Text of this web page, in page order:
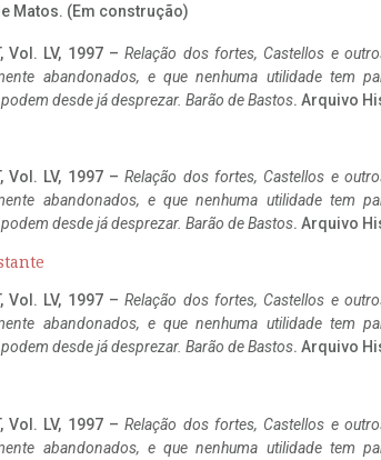
Matos. (Em construção)
Vol. LV, 1997 –Relação dos fortes, Castellos e
abandonados, e que nenhuma utilidade tem
podem desde já desprezar. Barão de Bastos. Arquivo
Vol. LV, 1997 –Relação dos fortes, Castellos e
abandonados, e que nenhuma utilidade tem
podem desde já desprezar. Barão de Bastos. Arquivo
Vol. LV, 1997 –Relação dos fortes, Castellos e
abandonados, e que nenhuma utilidade tem
podem desde já desprezar. Barão de Bastos. Arquivo
Vol. LV, 1997 –Relação dos fortes, Castellos e
abandonados, e que nenhuma utilidade tem